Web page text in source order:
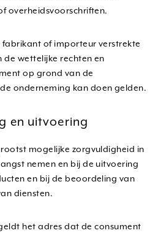
overheidsvoorschriften.
fabrikant of importeur verstrekte
wettelijke rechten en
op grond van de
onderneming kan doen gelden.
en uitvoering
mogelijke zorgvuldigheid in
nemen en bij de uitvoering
en bij de beoordeling van
diensten.
het adres dat de consument